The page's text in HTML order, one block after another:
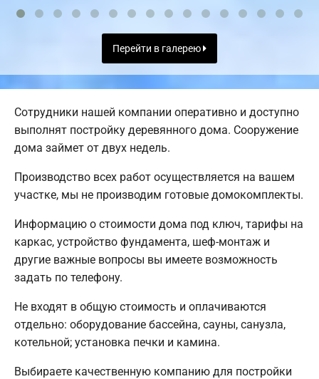
Перейти в галерею
Сотрудники нашей компании оперативно и доступно
выполнят постройку деревянного дома. Сооружение
дома займет от двух недель.
Производство всех работ осуществляется на вашем
участке, мы не производим готовые домокомплекты.
Информацию о стоимости дома под ключ, тарифы на
каркас, устройство фундамента, шеф-монтаж и
другие важные вопросы вы имеете возможность
задать по телефону.
Не входят в общую стоимость и оплачиваются
отдельно: оборудование бассейна, сауны, санузла,
котельной; установка печки и камина.
Выбираете качественную компанию для постройки